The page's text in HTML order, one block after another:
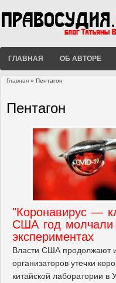
ГЛАВНАЯ ОБ АВТОРЕ
Главная » Пентагон
Пентагон
"Коронавирус —
США год молчали
экспериментах
Власти США продолжают
организаторов утечки
китайской лаборатории в